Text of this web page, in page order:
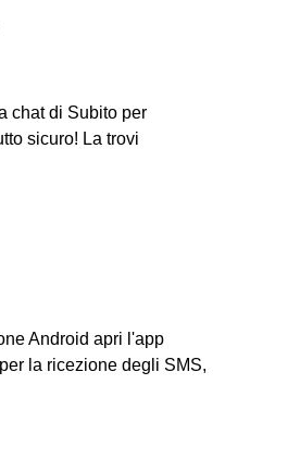
chat di Subito per
sicuro! La trovi
Android apri l'app
la ricezione degli SMS,